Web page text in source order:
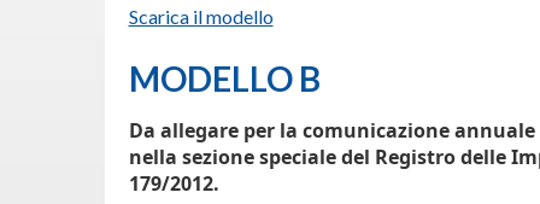
Scarica il modello
MODELLO B
Da allegare per la comunicazione
nella sezione speciale del Registro delle
179/2012.